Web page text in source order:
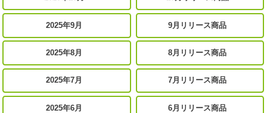
2025年9月 9月リリース商品
2025年8月 8月リリース商品
2025年7月 7月リリース商品
2025年6月 6月リリース商品